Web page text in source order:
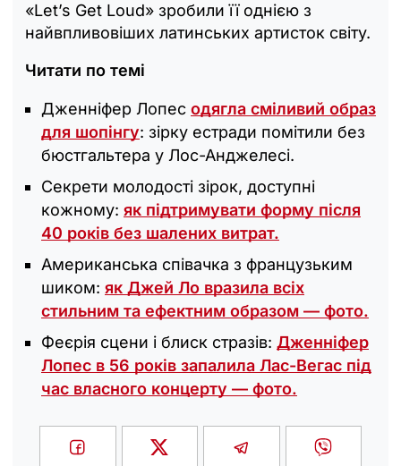
«Let’s Get Loud» зробили її однією з
найвпливовіших латинських артисток світу.
Читати по темі
Дженніфер Лопес одягла сміливий образ
для шопінгу: зірку естради помітили без
бюстгальтера у Лос-Анджелесі.
Секрети молодості зірок, доступні
кожному: як підтримувати форму після
40 років без шалених витрат.
Американська співачка з французьким
шиком: як Джей Ло вразила всіх
стильним та ефектним образом — фото.
Феєрія сцени і блиск стразів: Дженніфер
Лопес в 56 років запалила Лас-Вегас під
час власного концерту — фото.